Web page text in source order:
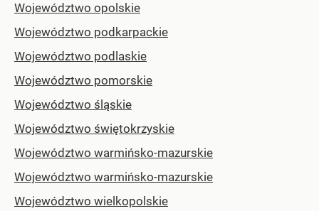
Województwo opolskie
Województwo podkarpackie
Województwo podlaskie
Województwo pomorskie
Województwo śląskie
Województwo świętokrzyskie
Województwo warmińsko-mazurskie
Województwo warmińsko-mazurskie
Województwo wielkopolskie